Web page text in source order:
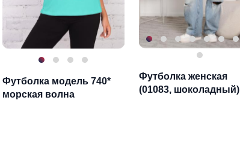
Футболка модель 740*
морская волна
Футболка женская
(01083, шоколадный)